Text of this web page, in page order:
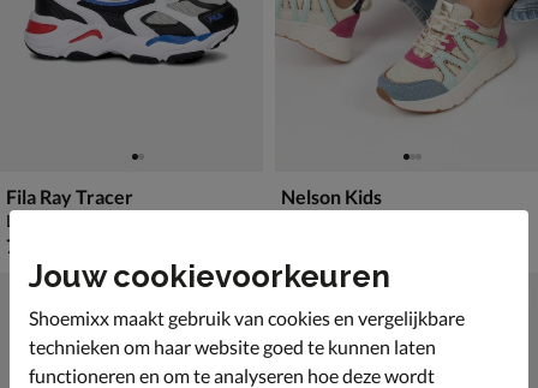
Fila Ray Tracer
Lage sneakers - zwart
€ 79,99
79
Nelson Kids
Jouw cookievoorkeuren
Shoemixx maakt gebruik van cookies en vergelijkbare
technieken om haar website goed te kunnen laten
functioneren en om te analyseren hoe deze wordt